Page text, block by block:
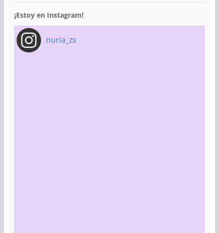
¡Estoy en Instagram!
nuria_zs